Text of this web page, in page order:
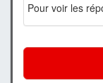
Pour voir les